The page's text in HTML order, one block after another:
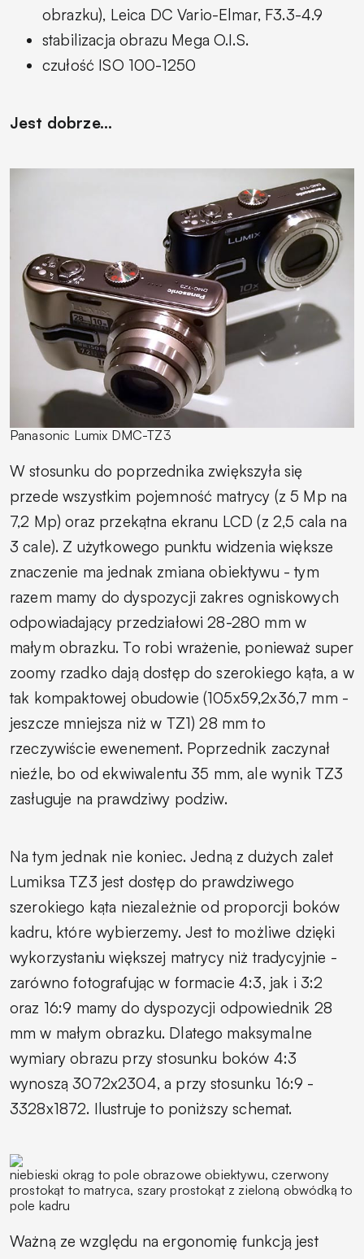
obrazku), Leica DC Vario-Elmar, F3.3-4.9
stabilizacja obrazu Mega O.I.S.
czułość ISO 100-1250
Jest dobrze...
Panasonic Lumix DMC-TZ3
W stosunku do poprzednika zwiększyła się
przede wszystkim pojemność matrycy (z 5 Mp na
7,2 Mp) oraz przekątna ekranu LCD (z 2,5 cala na
3 cale). Z użytkowego punktu widzenia większe
znaczenie ma jednak zmiana obiektywu - tym
razem mamy do dyspozycji zakres ogniskowych
odpowiadający przedziałowi 28-280 mm w
małym obrazku. To robi wrażenie, ponieważ super
zoomy rzadko dają dostęp do szerokiego kąta, a w
tak kompaktowej obudowie (105x59,2x36,7 mm -
jeszcze mniejsza niż w TZ1) 28 mm to
rzeczywiście ewenement. Poprzednik zaczynał
nieźle, bo od ekwiwalentu 35 mm, ale wynik TZ3
zasługuje na prawdziwy podziw.
Na tym jednak nie koniec. Jedną z dużych zalet
Lumiksa TZ3 jest dostęp do prawdziwego
szerokiego kąta niezależnie od proporcji boków
kadru, które wybierzemy. Jest to możliwe dzięki
wykorzystaniu większej matrycy niż tradycyjnie -
zarówno fotografując w formacie 4:3, jak i 3:2
oraz 16:9 mamy do dyspozycji odpowiednik 28
mm w małym obrazku. Dlatego maksymalne
wymiary obrazu przy stosunku boków 4:3
wynoszą 3072x2304, a przy stosunku 16:9 -
3328x1872. Ilustruje to poniższy schemat.
niebieski okrąg to pole obrazowe obiektywu, czerwony
prostokąt to matryca, szary prostokąt z zieloną obwódką to
pole kadru
Ważną ze względu na ergonomię funkcją jest